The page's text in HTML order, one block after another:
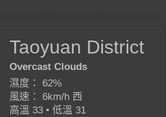
Taoyuan District
Overcast Clouds
濕度： 62%
風速： 6km/h 西
高溫 33 • 低溫 31